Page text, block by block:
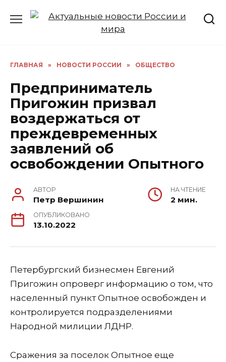
ГЛАВНАЯ » НОВОСТИ РОССИИ » ОБЩЕСТВО
Предприниматель
Пригожин призвал
воздержаться от
преждевременных
заявлений об
освобождении Опытного
АВТОР
Петр Вершинин
НА ЧТЕНИЕ
2 мин.
ОПУБЛИКОВАНО
13.10.2022
Петербургский бизнесмен Евгений
Пригожин опроверг информацию о том, что
населенный пункт Опытное освобожден и
контролируется подразделениями
Народной милиции ЛДНР.
Сражения за поселок Опытное еще